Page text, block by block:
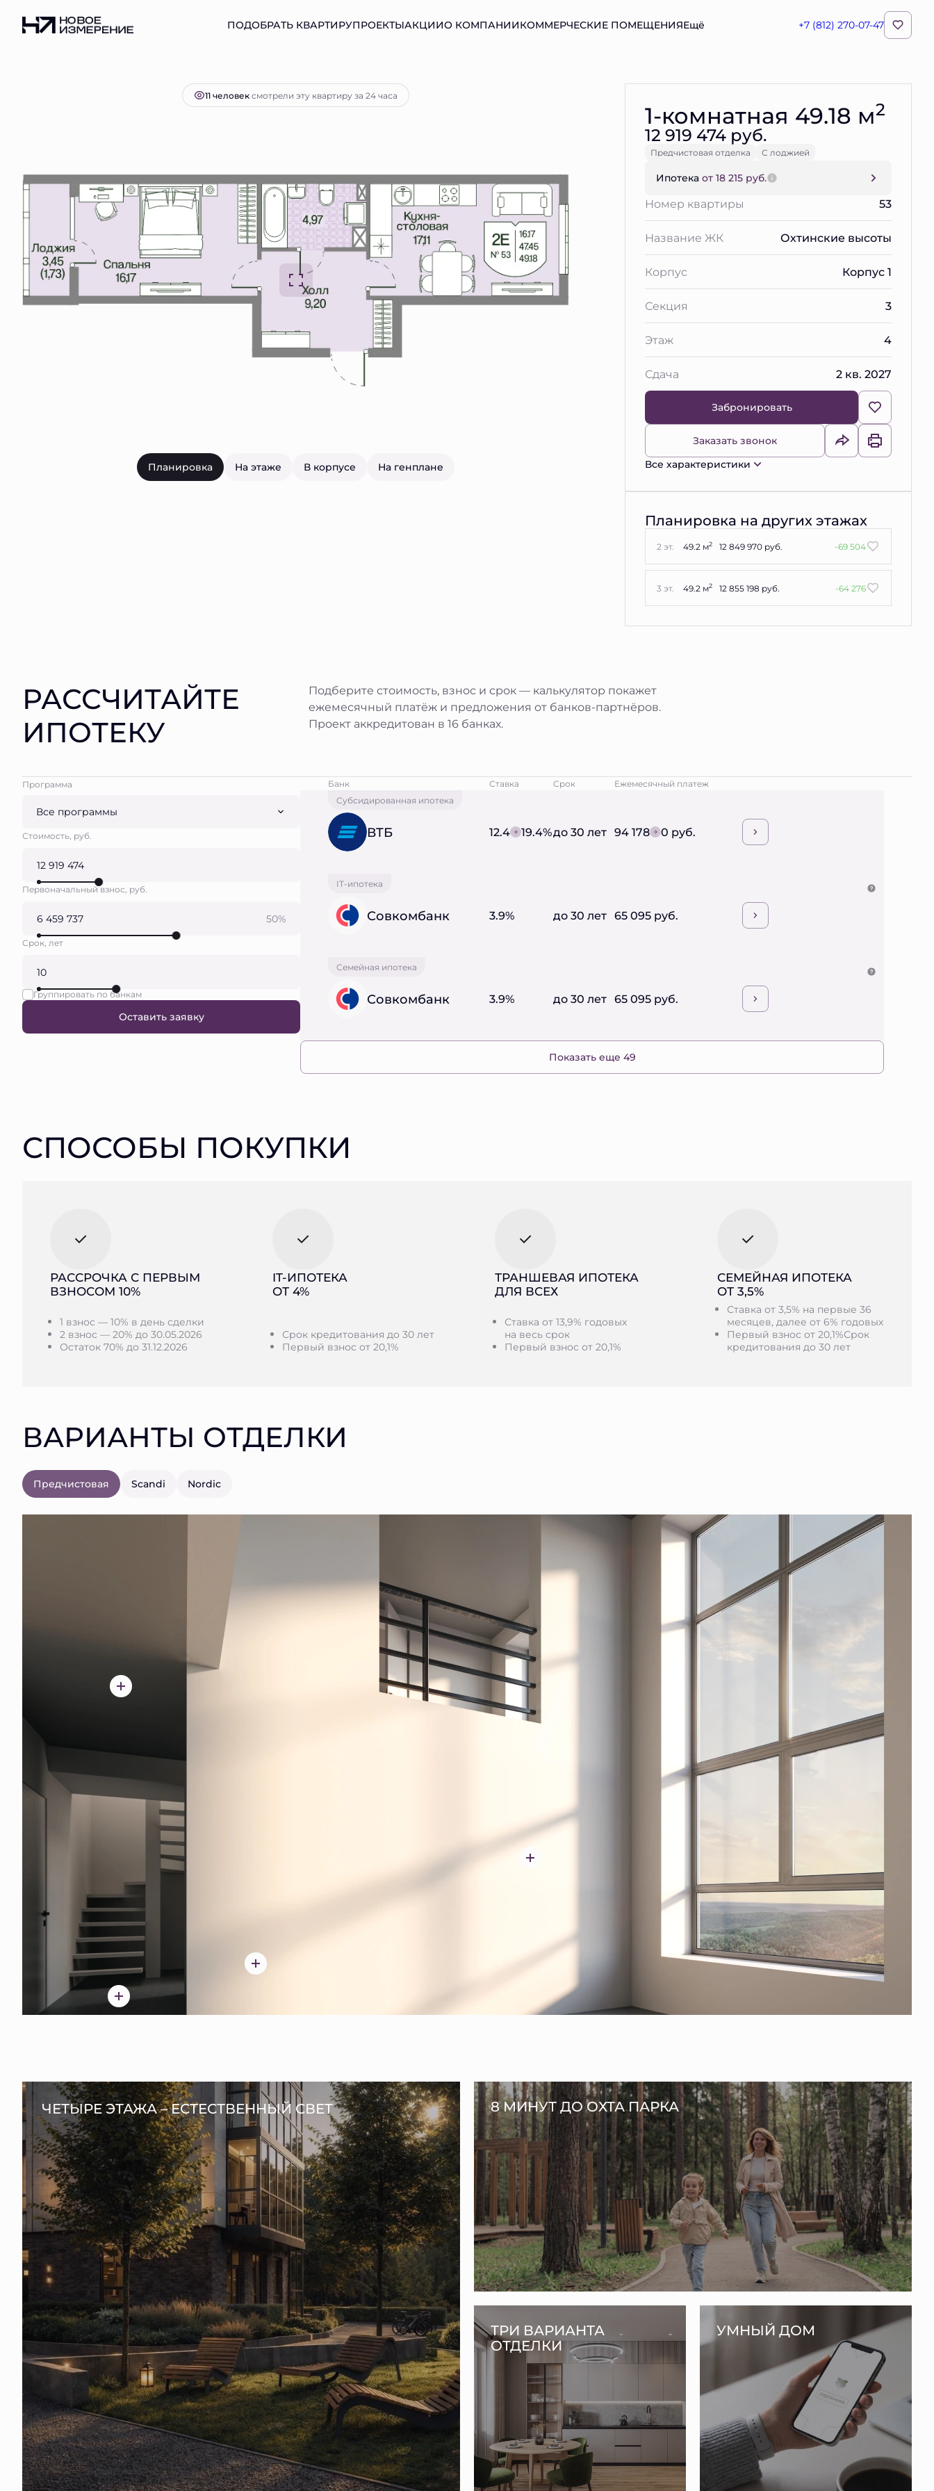
ПОДОБРАТЬ КВАРТИРУПРОЕКТЫАКЦИИО КОМПАНИИКОММЕРЧЕСКИЕ ПОМЕЩЕНИЯЕщё +7 (812) 270-07-47
1-комнатная49.18 м 12 919 474 руб.Ипотекаот 18 215 руб. Забронировать
11 человексмотрели эту квартиру за 24 часа
Планировка На этаже В корпусе На генплане
1-комнатная 49.18 м2
12 919 474 руб.
Предчистовая отделка С лоджией
Ипотека от 18 215 руб.
Номер квартиры 53
Название ЖК Охтинские высоты
Корпус Корпус 1
Секция 3
Этаж 4
Сдача 2 кв. 2027
Забронировать
Заказать звонок
Все характеристики
Планировка на других этажах
2 эт. 49.2 м2 12 849 970 руб. -69 504
3 эт. 49.2 м2 12 855 198 руб. -64 276
РАССЧИТАЙТЕ
ИПОТЕКУ
Подберите стоимость, взнос и срок — калькулятор покажет
ежемесячный платёж и предложения от банков-партнёров.
Проект аккредитован в 16 банках.
Программа
Все программы
Стоимость, руб.
Первоначальный взнос, руб.
50%
Срок, лет
Группировать по банкам
Оставить заявку
Банк Ставка Срок
Ежемесячный платеж
Субсидированная ипотека
ВТБ 12.4 19.4%до 30 лет 94 178 0 руб.
IT-ипотека
Совкомбанк 3.9% до 30 лет 65 095 руб.
Семейная ипотека
Совкомбанк 3.9% до 30 лет 65 095 руб.
Показать еще 49
СПОСОБЫ ПОКУПКИ
РАССРОЧКА С ПЕРВЫМ
ВЗНОСОМ 10%
1 взнос — 10% в день сделки
2 взнос — 20% до 30.05.2026
Остаток 70% до 31.12.2026
IT-ИПОТЕКА
ОТ 4%
Срок кредитования до 30 лет
Первый взнос от 20,1%
ТРАНШЕВАЯ ИПОТЕКА
ДЛЯ ВСЕХ
Ставка от 13,9% годовых
на весь срок
Первый взнос от 20,1%
СЕМЕЙНАЯ ИПОТЕКА
ОТ 3,5%
Ставка от 3,5% на первые 36
месяцев, далее от 6% годовых
Первый взнос от 20,1%Срок
кредитования до 30 лет
ВАРИАНТЫ ОТДЕЛКИ
Предчистовая Scandi Nordic
ЧЕТЫРЕ ЭТАЖА – ЕСТЕСТВЕННЫЙ СВЕТ 8 МИНУТ ДО ОХТА ПАРКА
ТРИ ВАРИАНТА
ОТДЕЛКИ
УМНЫЙ ДОМ